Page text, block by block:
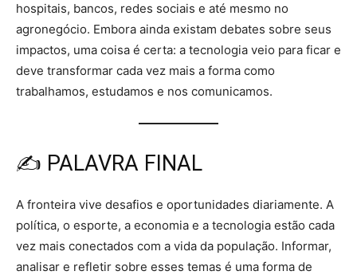
hospitais, bancos, redes sociais e até mesmo no
agronegócio. Embora ainda existam debates sobre seus
impactos, uma coisa é certa: a tecnologia veio para ficar e
deve transformar cada vez mais a forma como
trabalhamos, estudamos e nos comunicamos.
✍️ PALAVRA FINAL
A fronteira vive desafios e oportunidades diariamente. A
política, o esporte, a economia e a tecnologia estão cada
vez mais conectados com a vida da população. Informar,
analisar e refletir sobre esses temas é uma forma de